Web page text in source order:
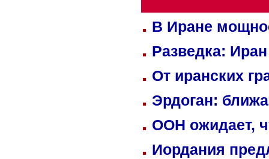
В Иране
Разведка:
От иранских
Эрдоган:
ООН ожидает,
Иордания